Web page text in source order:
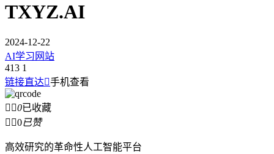
TXYZ.AI
2024-12-22
AI学习网站
413 1
链接直达手机查看
 0已收藏
 0已赞
高效研究的革命性人工智能平台